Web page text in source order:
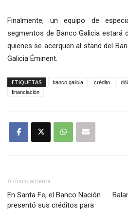
Finalmente, un equipo de
segmentos de Banco Galicia estará
quienes se acerquen al stand del
Galicia Éminent.
ETIQUETAS banco galicia crédito
financiación
Artículo anterior
En Santa Fe, el Banco Nación
presentó sus créditos para